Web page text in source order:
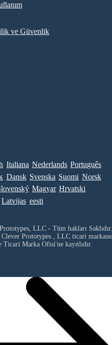
ve Güvenlik
Italiana Nederlands Português
Dansk Svenska Suomi Norsk
Magyar Hrvatski
Latvijas eesti
LLC - Tüm hakları Saklıdır.
Clever Prototypes , LLCticari
Ticari Marka Ofisi'ne kayıtlıdır.